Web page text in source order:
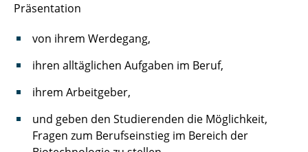
Präsentation
von ihrem Werdegang,
ihren alltäglichen Aufgaben im Beruf,
ihrem Arbeitgeber,
und geben den Studierenden die Möglichkeit,
Fragen zum Berufseinstieg im Bereich der